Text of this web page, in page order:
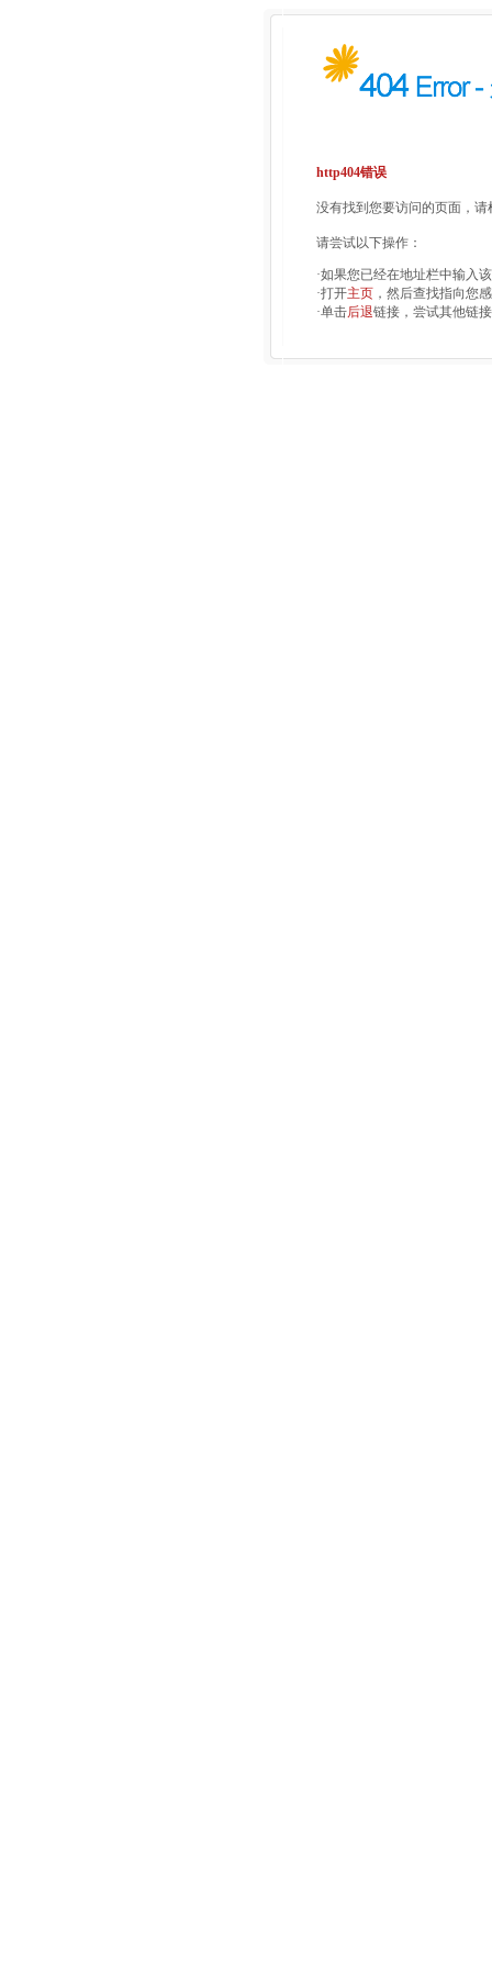
http404错误
没有找到您要访问的页面，
请尝试以下操作：
·如果您已经在地址栏中输入
·打开主页 ，然后查找指向您
·单击后退链接，尝试其他链